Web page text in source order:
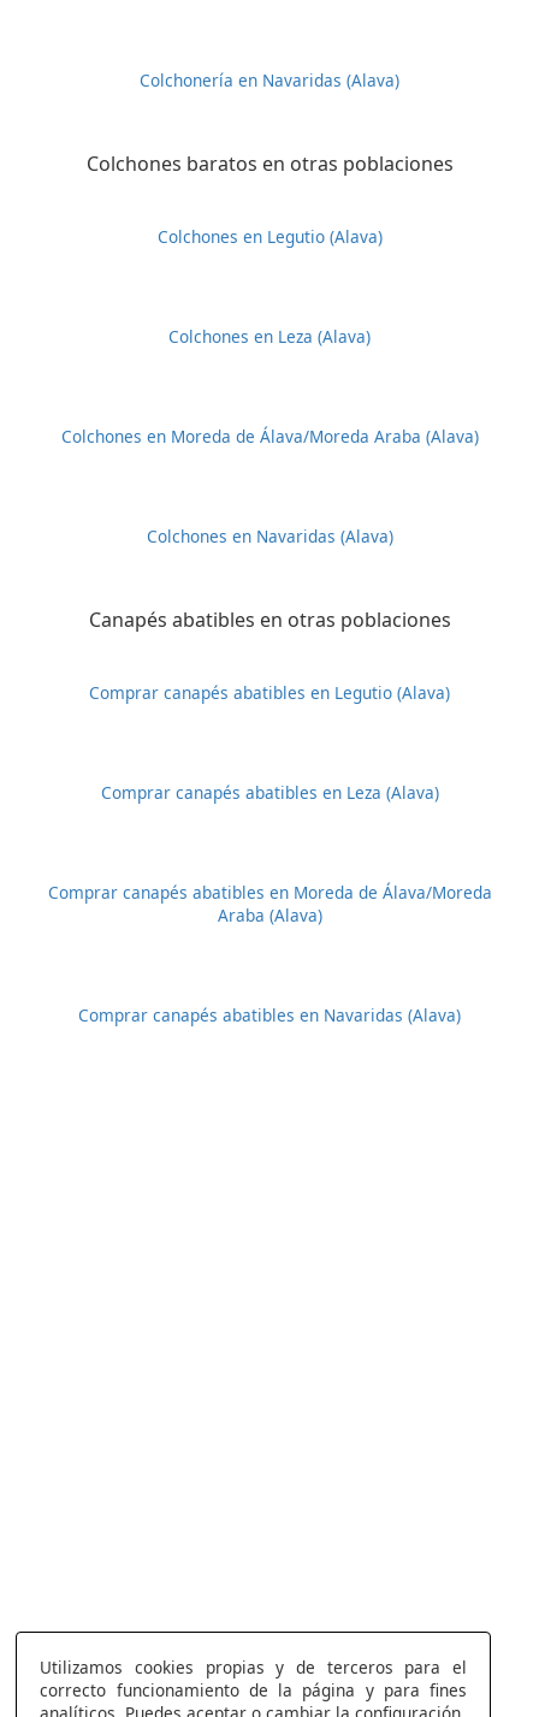
Colchonería en Navaridas (Alava)
Colchones baratos en otras poblaciones
Colchones en Legutio (Alava)
Colchones en Leza (Alava)
Colchones en Moreda de Álava/Moreda Araba (Alava)
Colchones en Navaridas (Alava)
Canapés abatibles en otras poblaciones
Comprar canapés abatibles en Legutio (Alava)
Comprar canapés abatibles en Leza (Alava)
Comprar canapés abatibles en Moreda de Álava/Moreda
Araba (Alava)
Comprar canapés abatibles en Navaridas (Alava)
Utilizamos cookies propias y de terceros para el
correcto funcionamiento de la página y para fines